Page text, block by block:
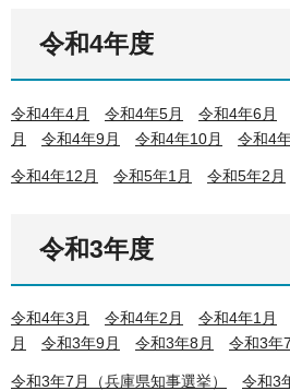
令和4年度
令和4年4月 令和4年5月 令和4年6月
月
令和4年9月 令和4年10月 令和4
令和4年12月 令和5年1月 令和5年2月
令和3年度
令和4年3月 令和4年2月 令和4年1月
月
令和3年9月 令和3年8月 令和3年
令和3年7月（兵庫県知事選挙）
令和3